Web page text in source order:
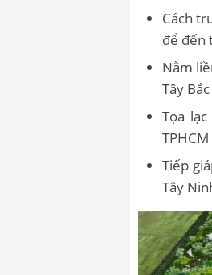
Cách
để đến
Nằm
Tây
Tọa
Tiếp
Tây